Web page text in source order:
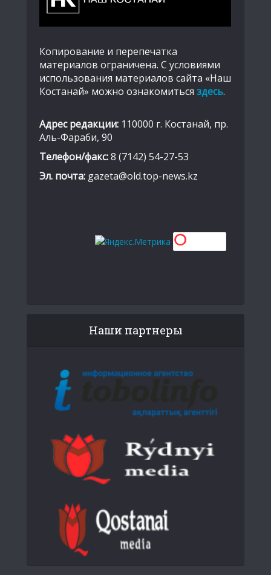
Копирование и перепечатка
материалов ограничена. С условиями
использования материалов сайта «Наш
Костанай» можно ознакомиться здесь.
Адрес редакции: 110000 г. Костанай, пр.
Аль-Фараби, 90
Телефон/факс:8 (7142) 54-27-53
Эл. почта: gazeta@old.top-news.kz
Наши партнеры